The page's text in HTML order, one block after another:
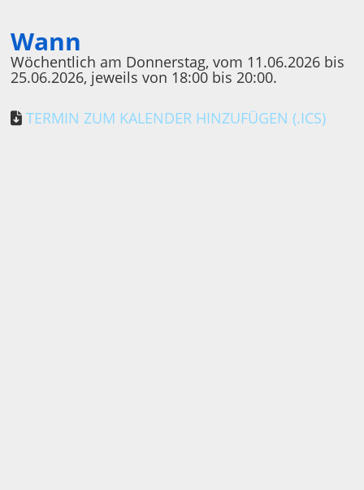
Wann
Wöchentlich am Donnerstag, vom 11.06.2026 bis
25.06.2026, jeweils von 18:00 bis 20:00.
TERMIN ZUM KALENDER HINZUFÜGEN (.ICS)